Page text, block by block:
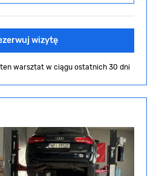
wizytę
ten warsztat w ciągu ostatnich 30 dni